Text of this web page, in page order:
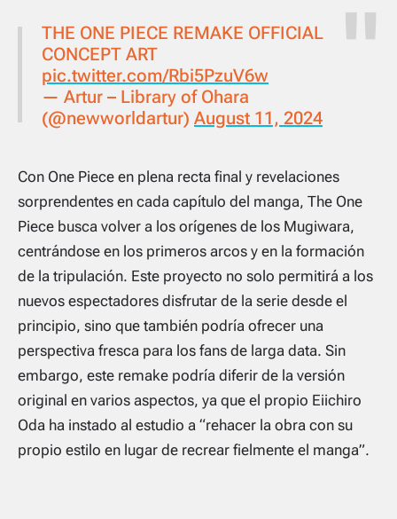
THE ONE PIECE REMAKE OFFICIAL
CONCEPT ART
pic.twitter.com/Rbi5PzuV6w
— Artur – Library of Ohara
(@newworldartur) August 11, 2024
Con One Piece en plena recta final y revelaciones
sorprendentes en cada capítulo del manga, The One
Piece busca volver a los orígenes de los Mugiwara,
centrándose en los primeros arcos y en la formación
de la tripulación. Este proyecto no solo permitirá a los
nuevos espectadores disfrutar de la serie desde el
principio, sino que también podría ofrecer una
perspectiva fresca para los fans de larga data. Sin
embargo, este remake podría diferir de la versión
original en varios aspectos, ya que el propio Eiichiro
Oda ha instado al estudio a “rehacer la obra con su
propio estilo en lugar de recrear fielmente el manga”.